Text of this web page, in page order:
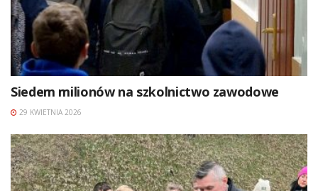
Siedem milionów na szkolnictwo zawodowe
29 KWIETNIA 2026